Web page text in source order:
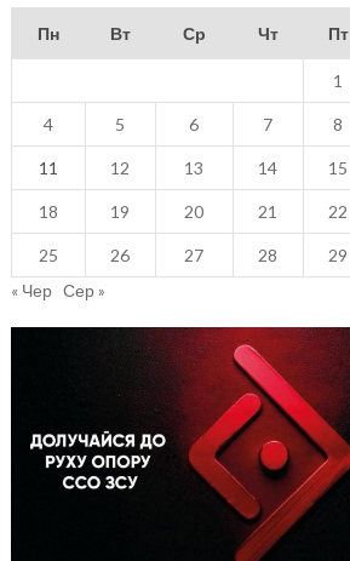
Пн Вт Ср Чт Пт
1
4 5 6 7 8
11 12 13 14 15
18 19 20 21 22
25 26 27 28 29
« Чер Сер »